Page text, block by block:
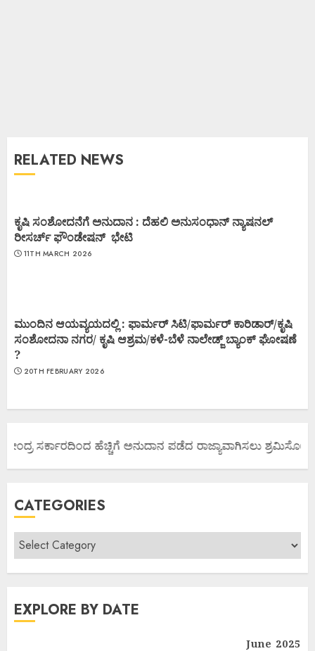
RELATED NEWS
ಕೃಷಿ ಸಂಶೋದನೆಗೆ ಅನುದಾನ : ದೆಹಲಿ ಅನುಸಂಧಾನ್ ನ್ಯಾಷನಲ್
ರೀಸರ್ಚ್ ಫೌಂಡೇಷನ್ ಭೇಟಿ
11TH MARCH 2026
ಮುಂದಿನ ಆಯವ್ಯಯದಲ್ಲಿ : ಫಾರ್ಮರ್ ಸಿಟಿ/ಫಾರ್ಮರ್ ಕಾರಿಡಾರ್/ಕೃಷಿ
ಸಂಶೋದನಾ ನಗರ/ ಕೃಷಿ ಆಶ್ರಮ/ಕಳೆ-ಬೆಳೆ ನಾಲೇಡ್ಜ್ ಬ್ಯಾಂಕ್ ಘೋಷಣೆ
?
20TH FEBRUARY 2026
ಸರ್ಕಾರದಿಂದ ಹೆಚ್ಚಿಗೆ ಅನುದಾನ ಪಡೆದ ರಾಜ್ಯಾವಾಗಿಸಲು ಶ್ರಮಿಸೋಣ
CATEGORIES
EXPLORE BY DATE
June 2025